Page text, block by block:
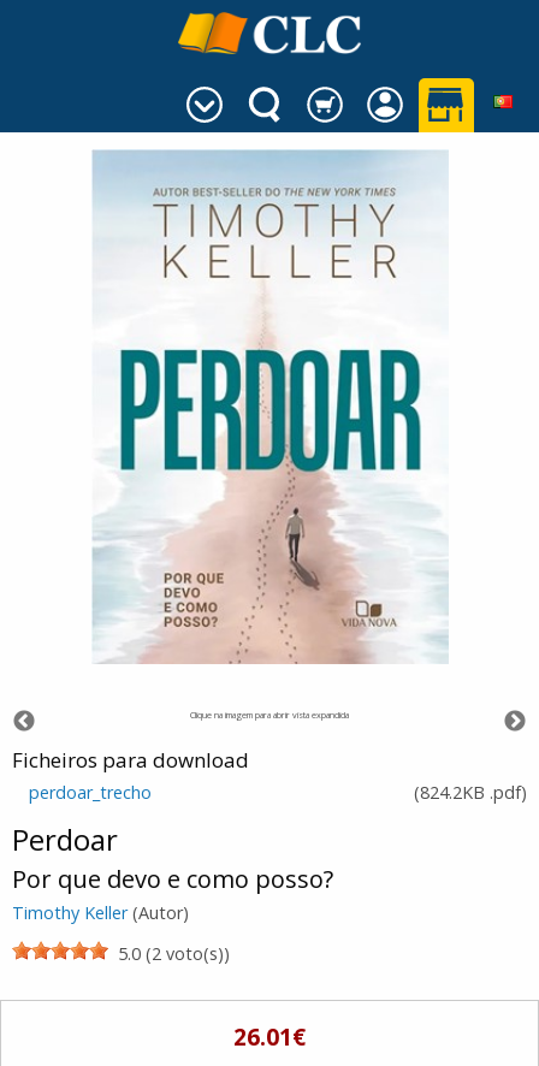
Clique na imagem para abrir vista expandida
Ficheiros para download
perdoar_trecho (824.2KB .pdf)
Perdoar
Por que devo e como posso?
Timothy Keller(Autor)
5.0 (2 voto(s))
26.01€